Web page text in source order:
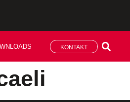
KONTAKT